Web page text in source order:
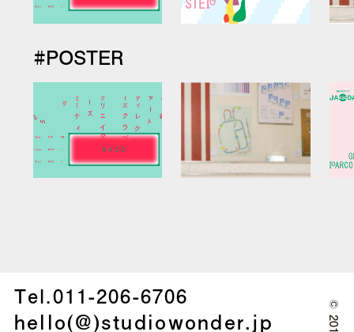
#POSTER
Tel.011-206-6706
hello(@)studiowonder.jp
©